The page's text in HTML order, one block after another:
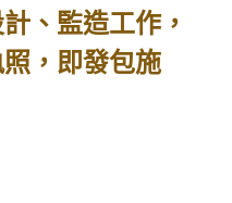
、監造工作，
，即發包施